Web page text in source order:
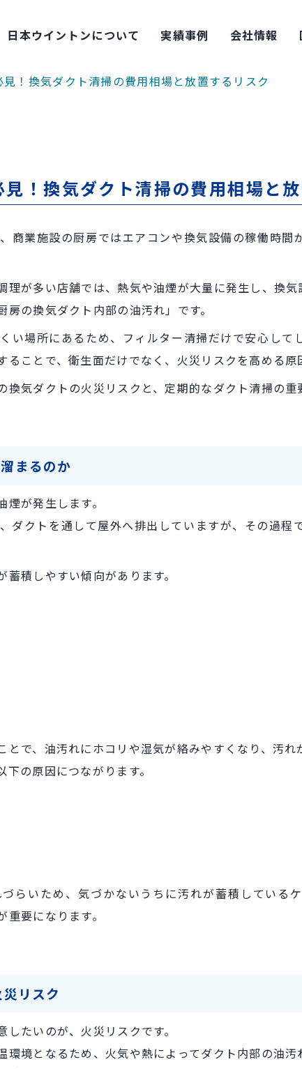
日本ウイントンについて 実績事例 会社情報
！換気ダクト清掃の費用相場と放置するリスク
！換気ダクト清掃の費用相場と
商業施設の厨房ではエアコンや換気設備の稼働時間
が多い店舗では、熱気や油煙が大量に発生し、換気
の換気ダクト内部の油汚れ」です。
い場所にあるため、フィルター清掃だけで安心して
ことで、衛生面だけでなく、火災リスクを高める原
気ダクトの火災リスクと、定期的なダクト清掃の重
まるのか
が発生します。
ダクトを通して屋外へ排出していますが、その過程
積しやすい傾向があります。
で、油汚れにホコリや湿気が絡みやすくなり、汚れ
の原因につながります。
らいため、気づかないうちに汚れが蓄積している
要になります。
リスク
たいのが、火災リスクです。
境となるため、火気や熱によってダクト内部の油汚